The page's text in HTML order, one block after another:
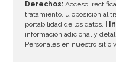
Derechos: Acceso,
tratamiento, u oposición al
portabilidad de los datos. |
información adicional y
Personales en nuestro sitio